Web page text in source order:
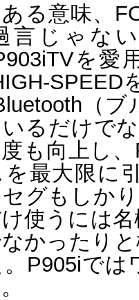
る意味、
言じゃな
を愛
（
るだけで
も向上し
を最大限に
グもしか
使うには
かったり
。P905iで